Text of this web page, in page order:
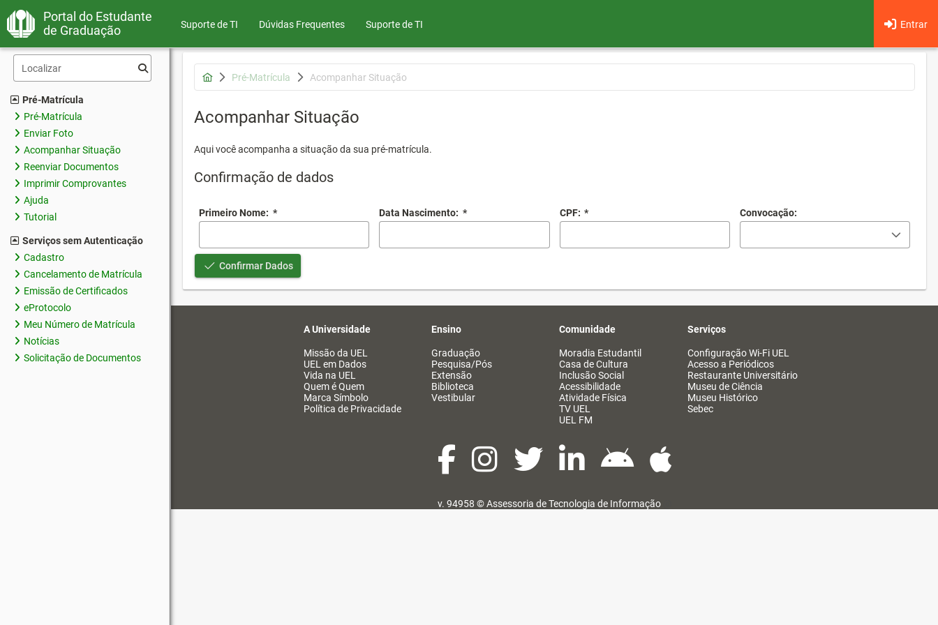
Portal do Estudante
de Graduação
Suporte de TI Dúvidas Frequentes Entrar
Suporte de TI
Pré-Matrícula
Pré-Matrícula
Enviar Foto
Acompanhar Situação
Reenviar Documentos
Imprimir Comprovantes
Ajuda
Tutorial
Serviços sem Autenticação
Cadastro
Cancelamento de Matrícula
Emissão de Certificados
eProtocolo
Meu Número de Matrícula
Notícias
Solicitação de Documentos
Pré-Matrícula Acompanhar Situação
Acompanhar Situação
Aqui você acompanha a situação da sua pré-matrícula.
Confirmação de dados
Primeiro Nome: * Data Nascimento: * CPF: * Convocação:
Confirmar Dados
A Universidade
Missão da UEL
UEL em Dados
Vida na UEL
Quem é Quem
Marca Símbolo
Política de Privacidade
Ensino
Graduação
Pesquisa/Pós
Extensão
Biblioteca
Vestibular
Comunidade
Moradia Estudantil
Casa de Cultura
Inclusão Social
Acessibilidade
Atividade Física
TV UEL
UEL FM
Serviços
Configuração Wi-Fi UEL
Acesso a Periódicos
Restaurante Universitário
Museu de Ciência
Museu Histórico
Sebec
v. 94958 ©Assessoria de Tecnologia de Informação